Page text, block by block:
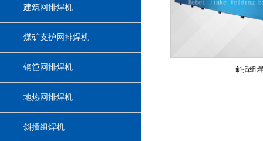
建筑网排焊机
煤矿支护网排焊机
钢笆网排焊机
地热网排焊机
斜插组焊机
斜插组